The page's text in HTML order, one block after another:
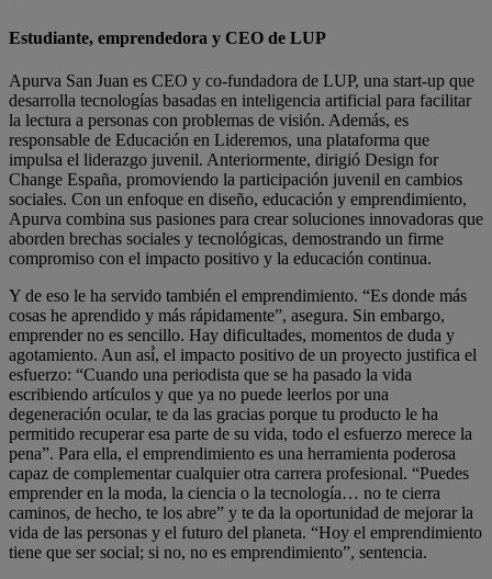
Estudiante, emprendedora y CEO de LUP
Apurva San Juan es CEO y co-fundadora de LUP, una start-up que
desarrolla tecnologías basadas en inteligencia artificial para facilitar
la lectura a personas con problemas de visión. Además, es
responsable de Educación en Lideremos, una plataforma que
impulsa el liderazgo juvenil. Anteriormente, dirigió Design for
Change España, promoviendo la participación juvenil en cambios
sociales. Con un enfoque en diseño, educación y emprendimiento,
Apurva combina sus pasiones para crear soluciones innovadoras que
aborden brechas sociales y tecnológicas, demostrando un firme
compromiso con el impacto positivo y la educación continua.
Y de eso le ha servido también el emprendimiento. “Es donde más
cosas he aprendido y más rápidamente”, asegura. Sin embargo,
emprender no es sencillo. Hay dificultades, momentos de duda y
agotamiento. Aun así́, el impacto positivo de un proyecto justifica el
esfuerzo: “Cuando una periodista que se ha pasado la vida
escribiendo artículos y que ya no puede leerlos por una
degeneración ocular, te da las gracias porque tu producto le ha
permitido recuperar esa parte de su vida, todo el esfuerzo merece la
pena”. Para ella, el emprendimiento es una herramienta poderosa
capaz de complementar cualquier otra carrera profesional. “Puedes
emprender en la moda, la ciencia o la tecnología… no te cierra
caminos, de hecho, te los abre” y te da la oportunidad de mejorar la
vida de las personas y el futuro del planeta. “Hoy el emprendimiento
tiene que ser social; si no, no es emprendimiento”, sentencia.